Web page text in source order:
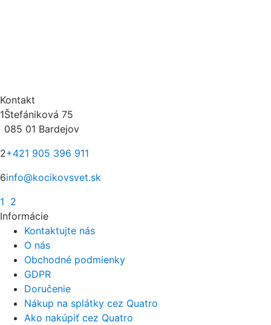
Kontakt
1Štefániková 75
085 01 Bardejov
2+421 905 396 911
6info@kocikovsvet.sk
1 2
Informácie
Kontaktujte nás
O nás
Obchodné podmienky
GDPR
Doručenie
Nákup na splátky cez Quatro
Ako nakúpiť cez Quatro